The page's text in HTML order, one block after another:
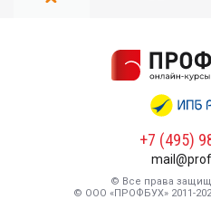
+7 (495)
© Все права
© ООО «ПРОФБУХ» 2011-